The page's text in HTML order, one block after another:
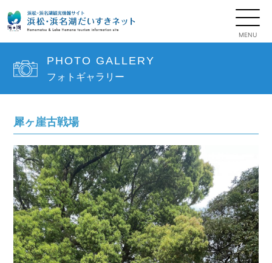
PHOTO GALLERY
フォトギャラリー
犀ヶ崖古戦場